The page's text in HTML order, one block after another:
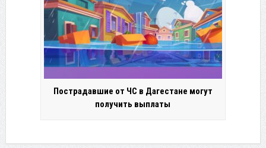
Пострадавшие от ЧС в Дагестане могут
получить выплаты